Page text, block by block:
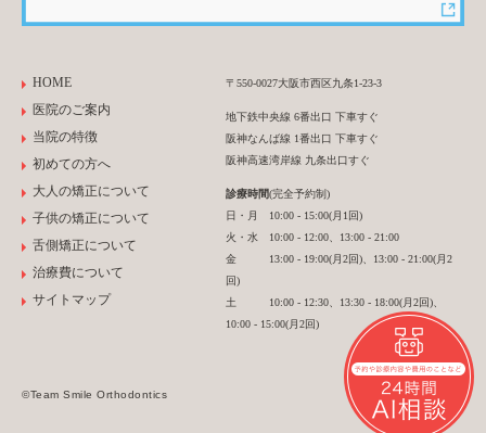
HOME
医院のご案内
当院の特徴
初めての方へ
大人の矯正について
子供の矯正について
舌側矯正について
治療費について
サイトマップ
〒550-0027大阪市西区九条1-23-3
地下鉄中央線 6番出口 下車すぐ
阪神なんば線 1番出口 下車すぐ
阪神高速湾岸線 九条出口すぐ
診療時間(完全予約制)
日・月 10:00 - 15:00(月1回)
火・水 10:00 - 12:00、13:00 - 21:00
金 13:00 - 19:00(月2回)、13:00 - 21:00(月2
回)
土 10:00 - 12:30、13:30 - 18:00(月2回)、
10:00 - 15:00(月2回)
©Team Smile Orthodontics